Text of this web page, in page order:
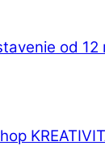
od 12